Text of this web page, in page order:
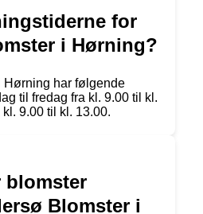
for
i Hørning?
Hørning har følgende
til fredag fra kl. 9.00 til kl.
9.00 til kl. 13.00.
blomster
Blomster i